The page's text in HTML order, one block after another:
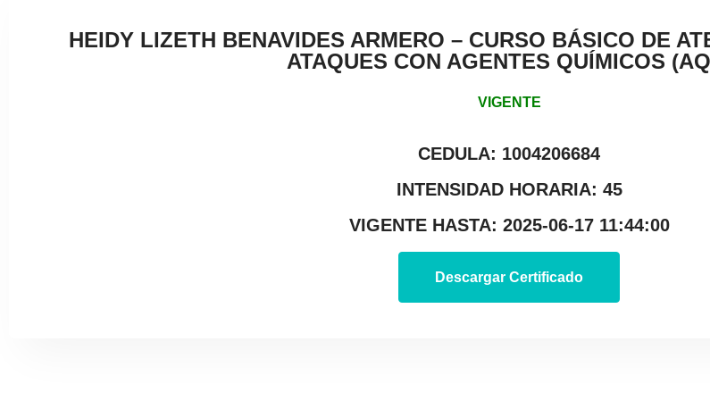
HEIDY LIZETH BENAVIDES ARMERO – CURSO BÁSICO DE
ATAQUES CON AGENTES QUÍMICOS
VIGENTE
CEDULA: 1004206684
INTENSIDAD HORARIA: 45
VIGENTE HASTA: 2025-06-17 11:44:00
Descargar Certificado